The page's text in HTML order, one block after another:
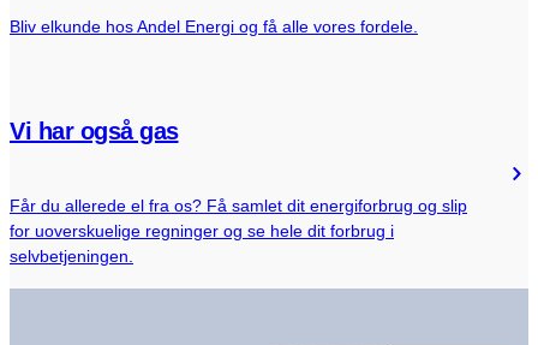
Bliv elkunde hos Andel Energi og få alle vores fordele.
Vi har også gas
Får du allerede el fra os? Få samlet dit energiforbrug og slip
for uoverskuelige regninger og se hele dit forbrug i
selvbetjeningen.